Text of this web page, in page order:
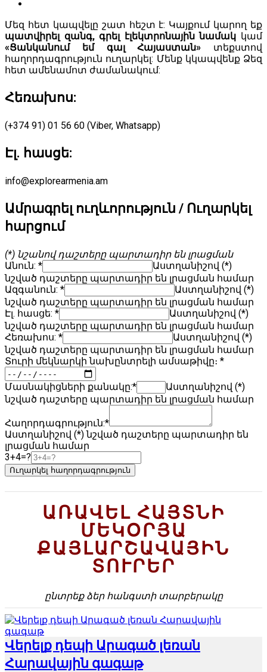
Մեզ հետ կապվելը շատ հեշտ է: Կայքում կարող եք
պատվիրել զանգ, գրել էլեկտրոնային նամակ կամ
«Ցանկանում եմ գալ Հայաստան» տեքստով
հաղորդագրություն ուղարկել: Մենք կկապվենք Ձեզ
հետ ամենամոտ ժամանակում:
Հեռախոս:
(+374 91) 01 56 60 (Viber, Whatsapp)
Էլ. հասցե:
info@explorearmenia.am
Ամրագրել ուղևորություն / Ուղարկել
հարցում
(*) նշանով դաշտերը պարտադիր են լրացման
Անուն: *
Աստղանիշով (*)
նշված դաշտերը պարտադիր են լրացման համար
Ազգանուն: *
Աստղանիշով (*)
նշված դաշտերը պարտադիր են լրացման համար
Էլ. հասցե: *
Աստղանիշով (*)
նշված դաշտերը պարտադիր են լրացման համար
Հեռախոս: *
Աստղանիշով (*)
նշված դաշտերը պարտադիր են լրացման համար
Տուրի մեկնարկի նախընտրելի ամսաթիվը։ *
Մասնակիցների քանակը:*
Աստղանիշով (*)
նշված դաշտերը պարտադիր են լրացման համար
Հաղորդագրություն:*
Աստղանիշով (*) նշված դաշտերը պարտադիր են
լրացման համար
3+4=?
Ուղարկել հաղորդագրություն
ԱՌԱՎԵԼ ՀԱՅՏՆԻ
ՄԵԿՕՐՅԱ
ՔԱՅԼԱՐՇԱՎԱՅԻՆ
ՏՈՒՐԵՐ
ընտրեք ձեր հանգստի տարբերակը
Վերելք դեպի Արագած լեռան
Հարավային գագաթ